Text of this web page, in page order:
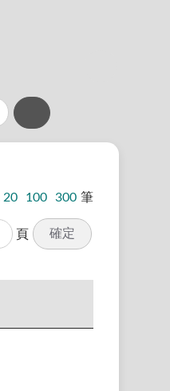
20 100 300 筆
頁 確定